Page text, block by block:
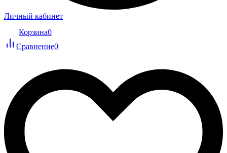
Личный кабинет
Корзина0
Сравнение0